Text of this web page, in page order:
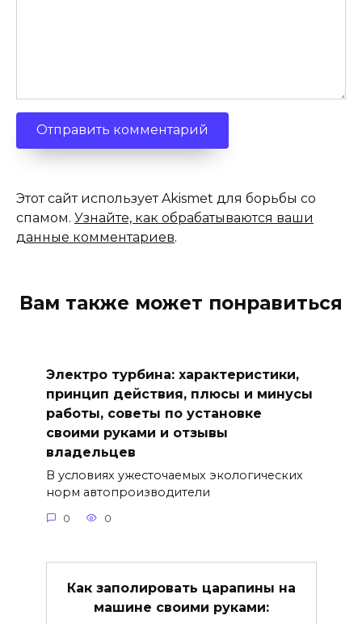
Этот сайт использует Akismet для борьбы со
спамом. Узнайте, как обрабатываются ваши
данные комментариев.
Вам также может понравиться
Электро турбина: характеристики,
принцип действия, плюсы и минусы
работы, советы по установке
своими руками и отзывы
владельцев
В условиях ужесточаемых экологических
норм автопроизводители
0 0
Как заполировать царапины на
машине своими руками: